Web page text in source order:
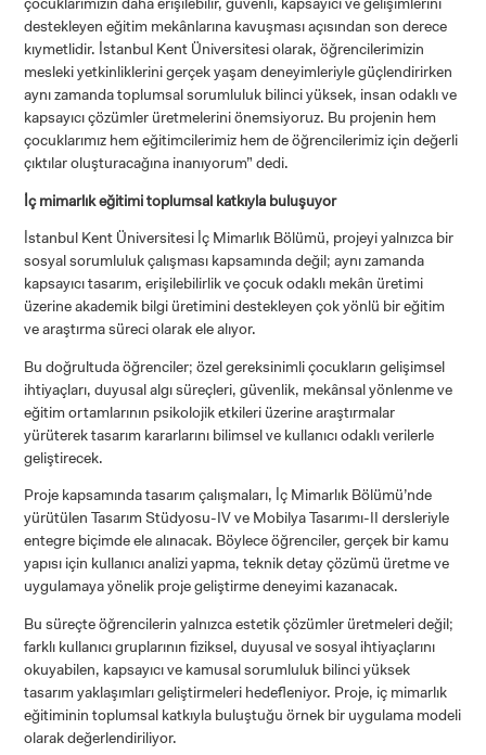
ADAY ÖĞRENCİ
destekleyen eğitim mekânlarına kavuşması açısından son derece
kıymetlidir. İstanbul Kent Üniversitesi olarak, öğrencilerimizin
mesleki yetkinliklerini gerçek yaşam deneyimleriyle güçlendirirken
aynı zamanda toplumsal sorumluluk bilinci yüksek, insan odaklı ve
kapsayıcı çözümler üretmelerini önemsiyoruz. Bu projenin hem
çocuklarımız hem eğitimcilerimiz hem de öğrencilerimiz için değerli
çıktılar oluşturacağına inanıyorum” dedi.
İç mimarlık eğitimi toplumsal katkıyla buluşuyor
İstanbul Kent Üniversitesi İç Mimarlık Bölümü, projeyi yalnızca bir
sosyal sorumluluk çalışması kapsamında değil; aynı zamanda
kapsayıcı tasarım, erişilebilirlik ve çocuk odaklı mekân üretimi
üzerine akademik bilgi üretimini destekleyen çok yönlü bir eğitim
ve araştırma süreci olarak ele alıyor.
Bu doğrultuda öğrenciler; özel gereksinimli çocukların gelişimsel
ihtiyaçları, duyusal algı süreçleri, güvenlik, mekânsal yönlenme ve
eğitim ortamlarının psikolojik etkileri üzerine araştırmalar
yürüterek tasarım kararlarını bilimsel ve kullanıcı odaklı verilerle
geliştirecek.
Proje kapsamında tasarım çalışmaları, İç Mimarlık Bölümü’nde
yürütülen Tasarım Stüdyosu-IV ve Mobilya Tasarımı-II dersleriyle
entegre biçimde ele alınacak. Böylece öğrenciler, gerçek bir kamu
yapısı için kullanıcı analizi yapma, teknik detay çözümü üretme ve
uygulamaya yönelik proje geliştirme deneyimi kazanacak.
Bu süreçte öğrencilerin yalnızca estetik çözümler üretmeleri değil;
farklı kullanıcı gruplarının fiziksel, duyusal ve sosyal ihtiyaçlarını
okuyabilen, kapsayıcı ve kamusal sorumluluk bilinci yüksek
tasarım yaklaşımları geliştirmeleri hedefleniyor. Proje, iç mimarlık
eğitiminin toplumsal katkıyla buluştuğu örnek bir uygulama modeli
olarak değerlendiriliyor.